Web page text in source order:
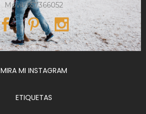
Móvil: 657366052
MIRA MI INSTAGRAM
ETIQUETAS